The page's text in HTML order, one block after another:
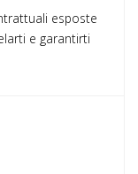
esposte
e garantirti